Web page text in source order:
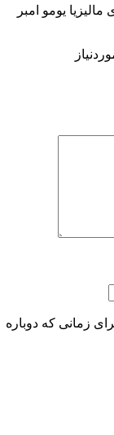
یومو امبر
که دوباره